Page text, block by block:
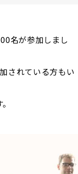
名が参加しまし
されている方もい